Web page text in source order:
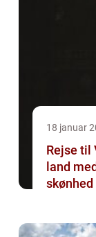
18 januar
Rejse til
land
skønhed